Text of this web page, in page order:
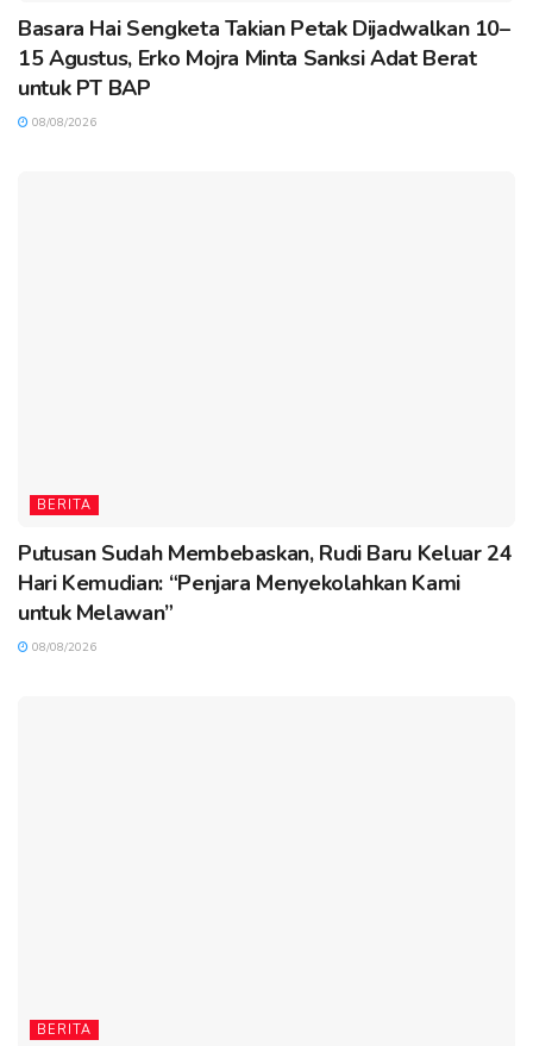
Basara Hai Sengketa Takian Petak Dijadwalkan 10–
15 Agustus, Erko Mojra Minta Sanksi Adat Berat
untuk PT BAP
08/08/2026
BERITA
Putusan Sudah Membebaskan, Rudi Baru Keluar 24
Hari Kemudian: “Penjara Menyekolahkan Kami
untuk Melawan”
08/08/2026
BERITA